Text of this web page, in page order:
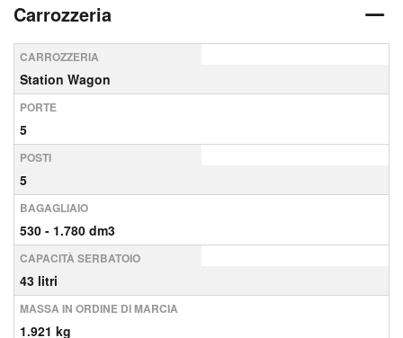
Carrozzeria
CARROZZERIA
Station Wagon
PORTE
5
POSTI
5
BAGAGLIAIO
530 - 1.780 dm3
CAPACITÀ SERBATOIO
43 litri
MASSA IN ORDINE DI MARCIA
1.921 kg